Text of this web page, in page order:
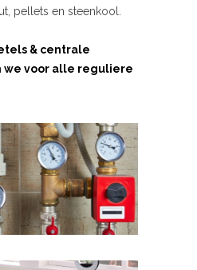
pellets en steenkool.
& centrale
we voor alle reguliere